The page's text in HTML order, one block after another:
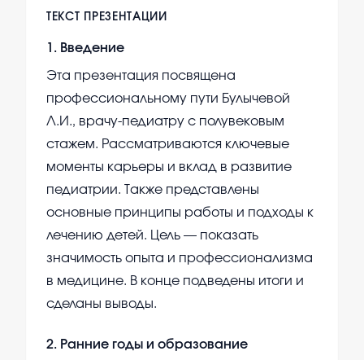
ТЕКСТ ПРЕЗЕНТАЦИИ
1 . Введение
Эта презентация посвящена
профессиональному пути Булычевой
Л.И., врачу-педиатру с полувековым
стажем. Рассматриваются ключевые
моменты карьеры и вклад в развитие
педиатрии. Также представлены
основные принципы работы и подходы к
лечению детей. Цель — показать
значимость опыта и профессионализма
в медицине. В конце подведены итоги и
сделаны выводы.
2. Ранние годы и образование